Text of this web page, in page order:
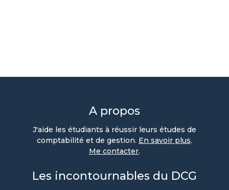
A propos
J'aide les étudiants à réussir leurs études de
comptabilité et de gestion. En savoir plus.
Me contacter.
Les incontournables du DCG